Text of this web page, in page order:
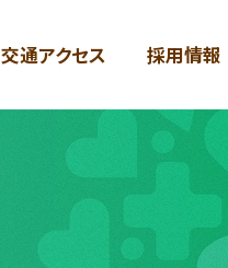
交通アクセス 採用情報